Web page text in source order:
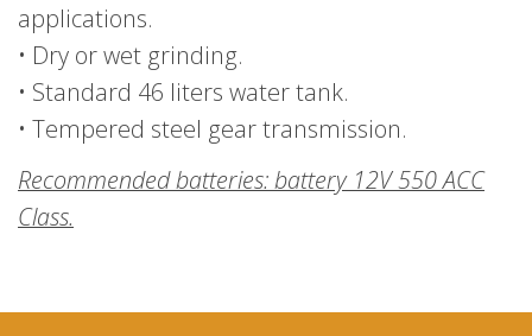
applications.
• Dry or wet grinding.
• Standard 46 liters water tank.
• Tempered steel gear transmission.
Recommended batteries: battery 12V 550 ACC
Class.